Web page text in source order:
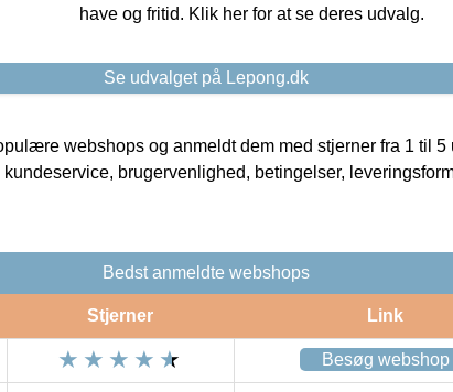
have og fritid. Klik her for at se deres udvalg.
Se udvalget på Lepong.dk
webshops og anmeldt dem med stjerner fra 1 til 5
brugervenlighed, betingelser,
Bedst anmeldte webshops
Stjerner Link
Besøg webshop